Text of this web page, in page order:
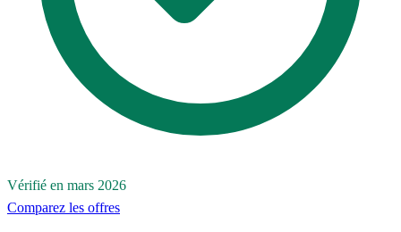
Vérifié en mars 2026
Comparez les offres